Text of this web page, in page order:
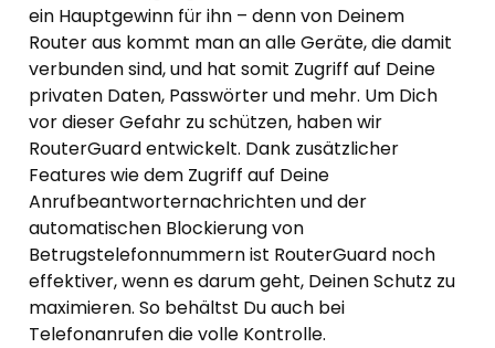
ein Hauptgewinn für ihn – denn von Deinem
Router aus kommt man an alle Geräte, die damit
verbunden sind, und hat somit Zugriff auf Deine
privaten Daten, Passwörter und mehr. Um Dich
vor dieser Gefahr zu schützen, haben wir
RouterGuard entwickelt. Dank zusätzlicher
Features wie dem Zugriff auf Deine
Anrufbeantworternachrichten und der
automatischen Blockierung von
Betrugstelefonnummern ist RouterGuard noch
effektiver, wenn es darum geht, Deinen Schutz zu
maximieren. So behältst Du auch bei
Telefonanrufen die volle Kontrolle.